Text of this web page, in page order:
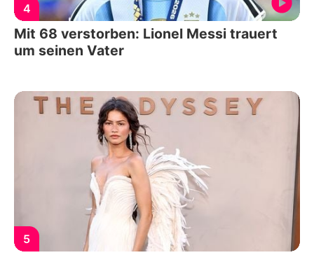
4
Mit 68 verstorben: Lionel Messi trauert
um seinen Vater
5